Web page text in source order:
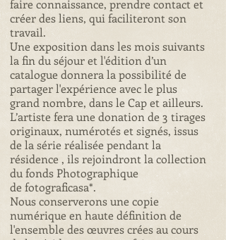
faire connaissance, prendre contact et
créer des liens, qui faciliteront son
travail.
Une exposition dans les mois suivants
la fin du séjour et l'édition d’un
cataloguedonnera la possibilité de
partager l'expérience avec le plus
grand nombre, dans le Cap et ailleurs.
L’artiste fera une donation de 3 tirages
originaux, numérotés et signés, issus
de la sérieréalisée pendant la
résidence , ils rejoindront la collection
du fonds Photographique
de fotograficasa*.
Nous conserverons une copie
numérique en haute définition de
l'ensemble desœuvres crées au cours